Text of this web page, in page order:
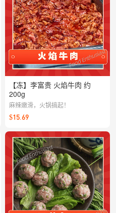
【冻】李富贵 火焰牛肉 约
200g
麻辣嫩滑，火锅搞起！
$15.69